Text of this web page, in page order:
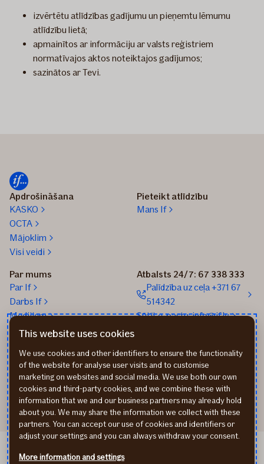
izvērtētu atlīdzības gadījumu un pieņemtu lēmumu
atlīdzību lietā;
apmainītos ar informāciju ar valsts reģistriem
normatīvajos aktos noteiktajos gadījumos;
sazinātos ar Tevi.
Apdrošināšana
KASKO
OCTA
Mājoklim
Visi veidi
Pieteikt atlīdzību
Mans If
Par mums
Par If
Darbs If
Medijiem
Blogs
Atbalsts 24/7: 67 338 333
Palīdzība uz ceļa +371 67
514342
Sūtīt e-pastu: info@if.lv
izplatītāji
Pirmslīguma informācija
Rekvizīti
This website uses cookies
We use cookies and other identifiers to ensure the functionality
of the website for analyse user visits and to customise
marketing on websites and social media. We use both our own
cookies and third-party cookies, and we combine these with
information that we and our business partners may already hold
about you. We may share the information we collect with these
partners. You can accept our use of cookies and identifiers or
adjust your settings and you can always withdraw your consent.
More information and settings